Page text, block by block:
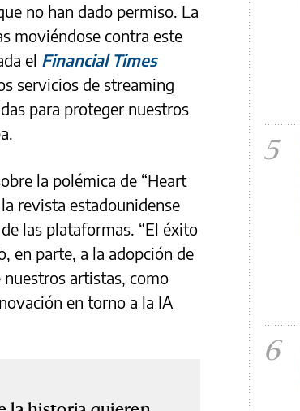
no han dado permiso. La
moviéndose contra este
el Financial Times
servicios de streaming
para proteger nuestros
la polémica de “Heart
revista estadounidense
las plataformas. “El éxito
en parte, a la adopción de
artistas, como
en torno a la IA
5
6